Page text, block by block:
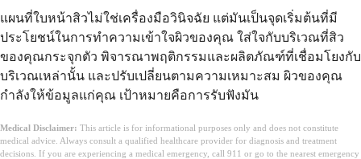
แผนที่ใบหน้าสิวไม่ใช่เครื่องมือวินิจฉัย แต่มันเป็นจุดเริ่มต้นที่มี
ประโยชน์ในการทำความเข้าใจผิวของคุณ ใส่ใจกับบริเวณที่สิว
ของคุณกระจุกตัว พิจารณาพฤติกรรมและผลิตภัณฑ์ที่เชื่อมโยงกับ
บริเวณเหล่านั้น และปรับเปลี่ยนตามความเหมาะสม ผิวของคุณ
กำลังให้ข้อมูลแก่คุณ เป้าหมายคือการรับฟังมัน
Medical Disclaimer: This article is for informational purposes only and does not constitute
medical advice. Always consult a qualified healthcare provider for diagnosis and treatment
decisions. If you are experiencing a medical emergency, call 911 or go to the nearest emergency